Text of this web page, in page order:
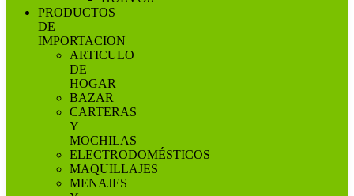
PRODUCTOS
DE
IMPORTACION
ARTICULO
DE
HOGAR
BAZAR
CARTERAS
Y
MOCHILAS
ELECTRODOMÉSTICOS
MAQUILLAJES
MENAJES